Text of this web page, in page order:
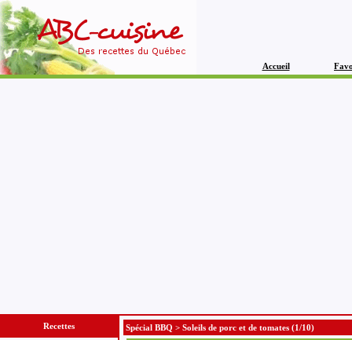
Accueil
Recettes Spécial BBQ > Soleils de porc et de tomates (1/10)